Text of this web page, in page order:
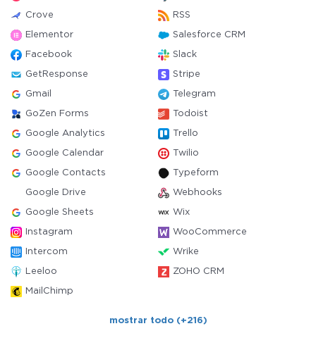
Crove RSS
Elementor Salesforce CRM
Facebook Slack
GetResponse Stripe
Gmail Telegram
GoZen Forms Todoist
Google Analytics Trello
Google Calendar Twilio
Google Contacts Typeform
Google Drive Webhooks
Google Sheets Wix
Instagram WooCommerce
Intercom Wrike
Leeloo ZOHO CRM
MailChimp
mostrar todo (+216)